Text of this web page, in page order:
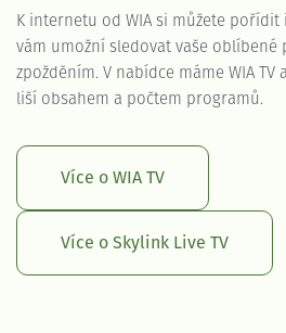
K internetu od WIA si můžete pořídit
vám umožní sledovat vaše oblíbené
zpožděním. V nabídce máme WIA TV
liší obsahem a počtem programů.
Více o WIA TV
Více o Skylink Live TV